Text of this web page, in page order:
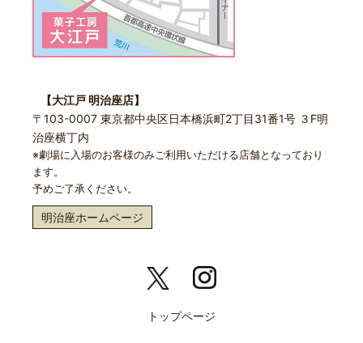
【大江戸 明治座店】
〒103-0007 東京都中央区日本橋浜町2丁目31番1号 ３F明
治座横丁内
※劇場に入場のお客様のみご利用いただける店舗となっており
ます。
予めご了承ください。
明治座ホームページ
トップページ